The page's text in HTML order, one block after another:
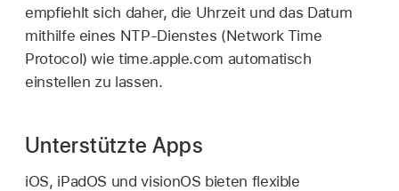
empfiehlt sich daher, die Uhrzeit und das Datum
mithilfe eines NTP-Dienstes (Network Time
Protocol) wie time.apple.com automatisch
einstellen zu lassen.
Unterstützte Apps
iOS, iPadOS und visionOS bieten flexible